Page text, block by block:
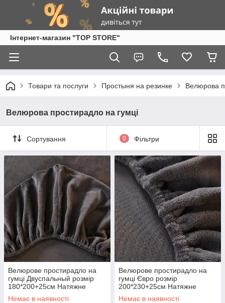
Інтернет-магазин "TOP STORE"
Товари та послуги Простыня на резинке Велюрова
Велюрова простирадло на гумці
Сортування 0 Фільтри
Велюрове простирадло на
гумці Двуспальный розмір
180*200+25см Натяжне
простирадло на матрац або
Немає в наявності
Велюрове простирадло на
гумці Євро розмір
200*230+25см Натяжне
простирадло на матрац або
Немає в наявності